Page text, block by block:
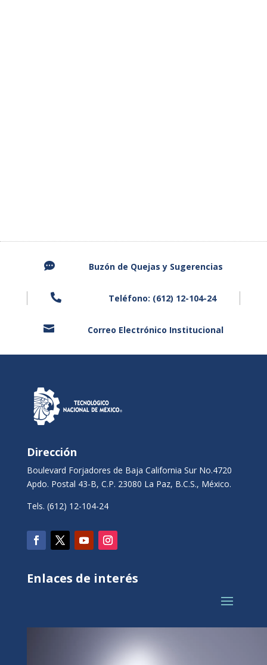
 Buzón de Quejas y Sugerencias
 Teléfono: (612) 12-104-24
 Correo Electrónico Institucional
Dirección
Boulevard Forjadores de Baja California Sur No.4720
Apdo. Postal 43-B, C.P. 23080 La Paz, B.C.S., México.
Tels. (612) 12-104-24
Enlaces de interés